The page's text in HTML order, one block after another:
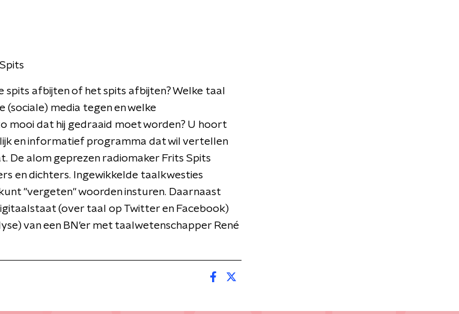
spits afbijten of het spits afbijten? Welke taal
(sociale) media tegen en welke
mooi dat hij gedraaid moet worden? U hoort
en informatief programma dat wil vertellen
De alom geprezen radiomaker Frits Spits
en dichters. Ingewikkelde taalkwesties
"vergeten" woorden insturen. Daarnaast
(over taal op Twitter en Facebook)
van een BN’er met taalwetenschapper René